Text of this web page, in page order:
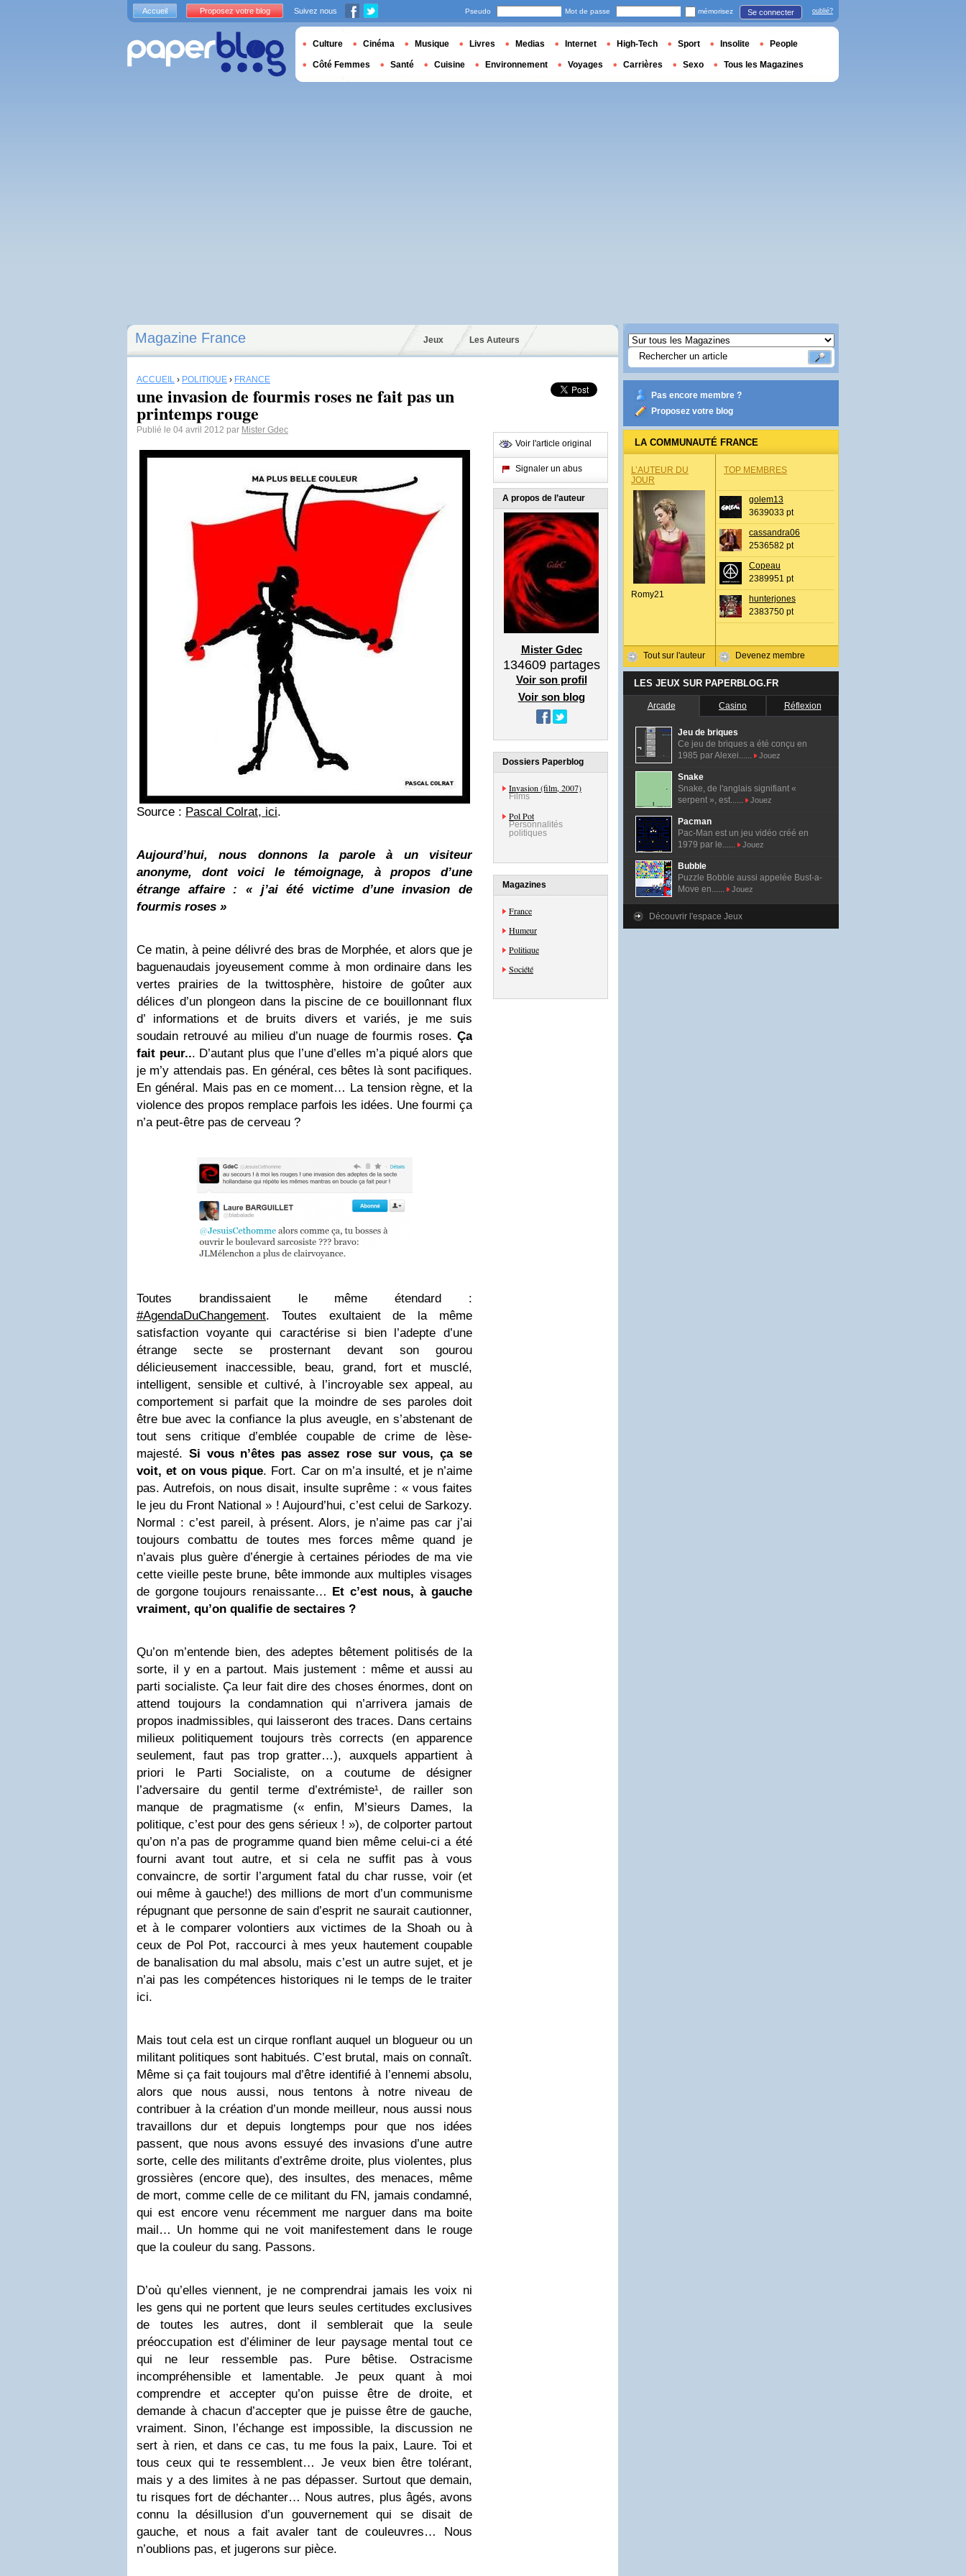
Magazine France Jeux Les Auteurs
ACCUEIL › POLITIQUE › FRANCE
une invasion de fourmis roses ne fait pas un
printemps rouge
Publié le 04 avril 2012 par Mister Gdec
Source : Pascal Colrat, ici.
Aujourd’hui, nous donnons la parole à un visiteur
anonyme, dont voici le témoignage, à propos d’une
étrange affaire : « j’ai été victime d’une invasion de
fourmis roses »
Ce matin, à peine délivré des bras de Morphée, et alors que je
baguenaudais joyeusement comme à mon ordinaire dans les
vertes prairies de la twittosphère, histoire de goûter aux
délices d’un plongeon dans la piscine de ce bouillonnant flux
d’ informations et de bruits divers et variés, je me suis
soudain retrouvé au milieu d’un nuage de fourmis roses. Ça
fait peur... D’autant plus que l’une d’elles m’a piqué alors que
je m’y attendais pas. En général, ces bêtes là sont pacifiques.
En général. Mais pas en ce moment… La tension règne, et la
violence des propos remplace parfois les idées. Une fourmi ça
n’a peut-être pas de cerveau ?
Toutes brandissaient le même étendard :
#AgendaDuChangement. Toutes exultaient de la même
satisfaction voyante qui caractérise si bien l’adepte d’une
étrange secte se prosternant devant son gourou
délicieusement inaccessible, beau, grand, fort et musclé,
intelligent, sensible et cultivé, à l’incroyable sex appeal, au
comportement si parfait que la moindre de ses paroles doit
être bue avec la confiance la plus aveugle, en s’abstenant de
tout sens critique d’emblée coupable de crime de lèse-
majesté. Si vous n’êtes pas assez rose sur vous, ça se
voit, et on vous pique. Fort. Car on m’a insulté, et je n’aime
pas. Autrefois, on nous disait, insulte suprême : « vous faites
le jeu du Front National » ! Aujourd’hui, c’est celui de Sarkozy.
Normal : c’est pareil, à présent. Alors, je n’aime pas car j’ai
toujours combattu de toutes mes forces même quand je
n’avais plus guère d’énergie à certaines périodes de ma vie
cette vieille peste brune, bête immonde aux multiples visages
de gorgone toujours renaissante… Et c’est nous, à gauche
vraiment, qu’on qualifie de sectaires ?
Qu’on m’entende bien, des adeptes bêtement politisés de la
sorte, il y en a partout. Mais justement : même et aussi au
parti socialiste. Ça leur fait dire des choses énormes, dont on
attend toujours la condamnation qui n’arrivera jamais de
propos inadmissibles, qui laisseront des traces. Dans certains
milieux politiquement toujours très corrects (en apparence
seulement, faut pas trop gratter…), auxquels appartient à
priori le Parti Socialiste, on a coutume de désigner
l’adversaire du gentil terme d’extrémiste¹, de railler son
manque de pragmatisme (« enfin, M’sieurs Dames, la
politique, c’est pour des gens sérieux ! »), de colporter partout
qu’on n’a pas de programme quand bien même celui-ci a été
fourni avant tout autre, et si cela ne suffit pas à vous
convaincre, de sortir l’argument fatal du char russe, voir (et
oui même à gauche!) des millions de mort d’un communisme
répugnant que personne de sain d’esprit ne saurait cautionner,
et à le comparer volontiers aux victimes de la Shoah ou à
ceux de Pol Pot, raccourci à mes yeux hautement coupable
de banalisation du mal absolu, mais c’est un autre sujet, et je
n’ai pas les compétences historiques ni le temps de le traiter
ici.
Mais tout cela est un cirque ronflant auquel un blogueur ou un
militant politiques sont habitués. C’est brutal, mais on connaît.
Même si ça fait toujours mal d’être identifié à l’ennemi absolu,
alors que nous aussi, nous tentons à notre niveau de
contribuer à la création d’un monde meilleur, nous aussi nous
travaillons dur et depuis longtemps pour que nos idées
passent, que nous avons essuyé des invasions d’une autre
sorte, celle des militants d’extrême droite, plus violentes, plus
grossières (encore que), des insultes, des menaces, même
de mort, comme celle de ce militant du FN, jamais condamné,
qui est encore venu récemment me narguer dans ma boite
mail… Un homme qui ne voit manifestement dans le rouge
que la couleur du sang. Passons.
D’où qu’elles viennent, je ne comprendrai jamais les voix ni
les gens qui ne portent que leurs seules certitudes exclusives
de toutes les autres, dont il semblerait que la seule
préoccupation est d’éliminer de leur paysage mental tout ce
qui ne leur ressemble pas. Pure bêtise. Ostracisme
incompréhensible et lamentable. Je peux quant à moi
comprendre et accepter qu’on puisse être de droite, et
demande à chacun d’accepter que je puisse être de gauche,
vraiment. Sinon, l’échange est impossible, la discussion ne
sert à rien, et dans ce cas, tu me fous la paix, Laure. Toi et
tous ceux qui te ressemblent… Je veux bien être tolérant,
mais y a des limites à ne pas dépasser. Surtout que demain,
tu risques fort de déchanter… Nous autres, plus âgés, avons
connu la désillusion d’un gouvernement qui se disait de
gauche, et nous a fait avaler tant de couleuvres… Nous
n’oublions pas, et jugerons sur pièce.
Voir l'article original
Signaler un abus
A propos de l’auteur
Mister Gdec
134609partages
Voir son profil
Voir son blog
Dossiers Paperblog
Invasion (film, 2007)
Films
Pol Pot
Personnalités
politiques
Magazines
France
Humeur
Politique
Société
Pas encore membre ?
Proposez votre blog
LA COMMUNAUTÉ FRANCE
L’AUTEUR DU
JOUR
Romy21
Tout sur l'auteur
TOP MEMBRES
golem13
3639033 pt
cassandra06
2536582 pt
Copeau
2389951 pt
hunterjones
2383750 pt
Devenez membre
LES JEUX SUR PAPERBLOG.FR
Arcade Casino Réflexion
Jeu de briques
Ce jeu de briques a été conçu en
1985 par Alexei......
Jouez
Snake
Snake, de l'anglais signifiant «
serpent », est......
Jouez
Pacman
Pac-Man est un jeu vidéo créé en
1979 par le......
Jouez
Bubble
Puzzle Bobble aussi appelée Bust-a-
Move en......
Jouez
Découvrir l'espace Jeux
Accueil Proposez votre blog Suivez nous Pseudo Mot de passe mémorisez Se connecter oublié?
Culture Cinéma Musique Livres Medias Internet High-Tech Sport Insolite People
Côté Femmes Santé Cuisine Environnement Voyages Carrières Sexo Tous les Magazines